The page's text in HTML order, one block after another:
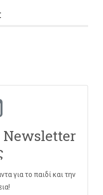
Newsletter
για το παιδί και την